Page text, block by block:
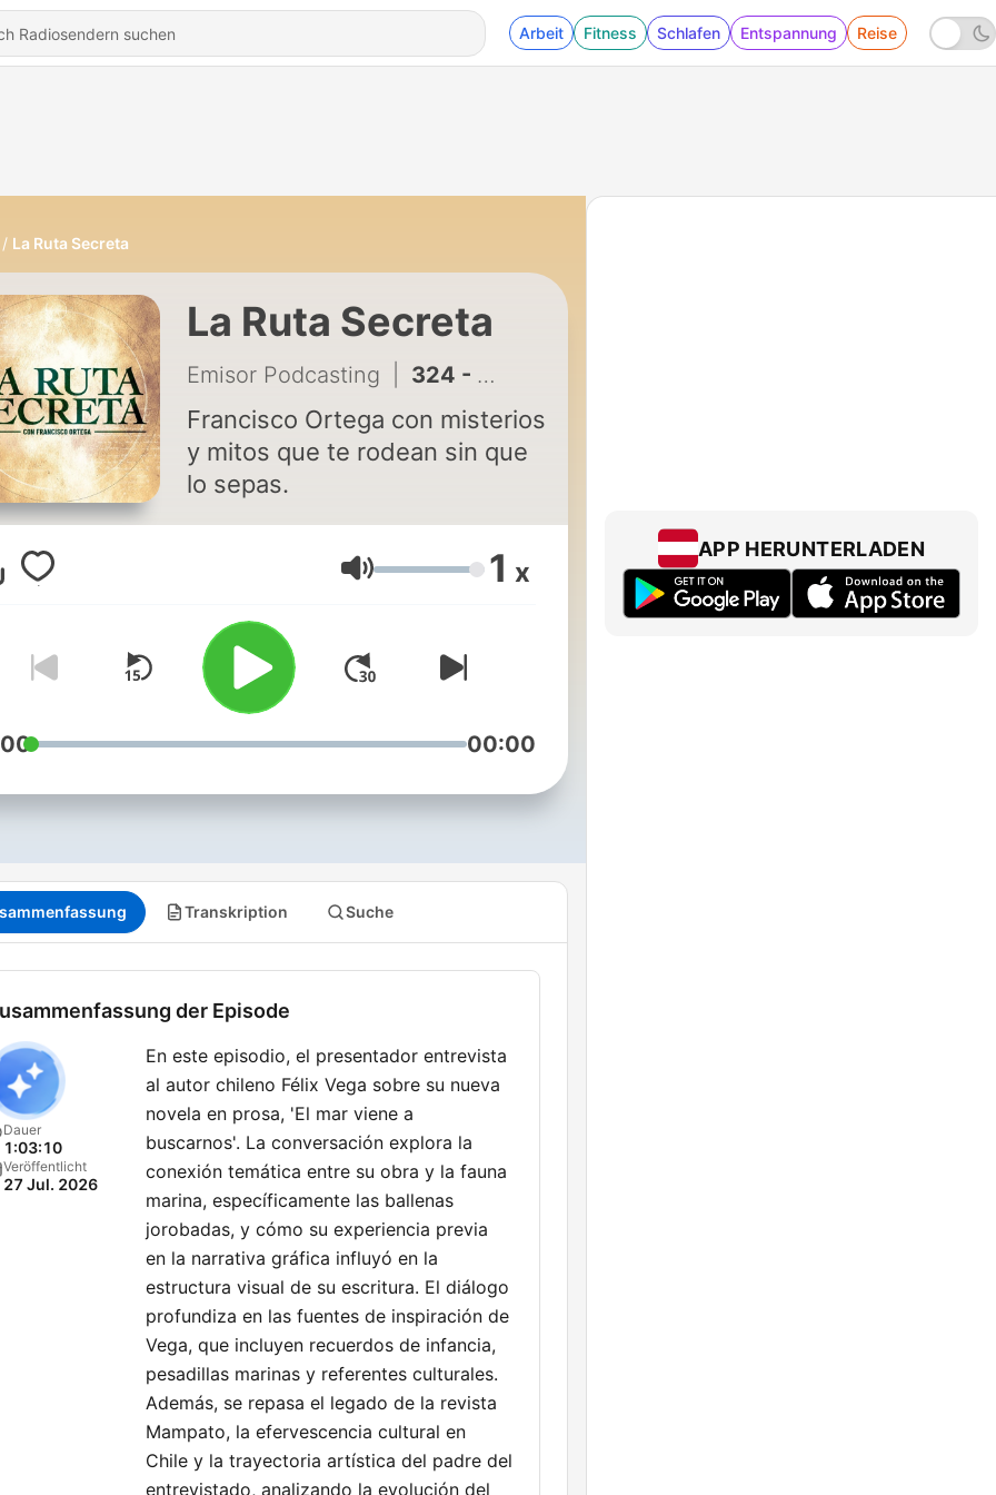
Arbeit Fitness Schlafen Entspannung Reise
La Ruta Secreta
La Ruta Secreta
Emisor Podcasting 324 - Buscamares con Felix Vega
Francisco Ortega con misterios
y mitos que te rodean sin que
lo sepas.
Lautstärke 1 x
00:00
Transkription Suche
der Episode
Dauer
1:03:10
Veröffentlicht
27 Jul. 2026
En este episodio, el presentador entrevista
al autor chileno Félix Vega sobre su nueva
novela en prosa, 'El mar viene a
buscarnos'. La conversación explora la
conexión temática entre su obra y la fauna
marina, específicamente las ballenas
jorobadas, y cómo su experiencia previa
en la narrativa gráfica influyó en la
estructura visual de su escritura. El diálogo
profundiza en las fuentes de inspiración de
Vega, que incluyen recuerdos de infancia,
pesadillas marinas y referentes culturales.
Además, se repasa el legado de la revista
Mampato, la efervescencia cultural en
Chile y la trayectoria artística del padre del
entrevistado, analizando la evolución del
APP HERUNTERLADEN